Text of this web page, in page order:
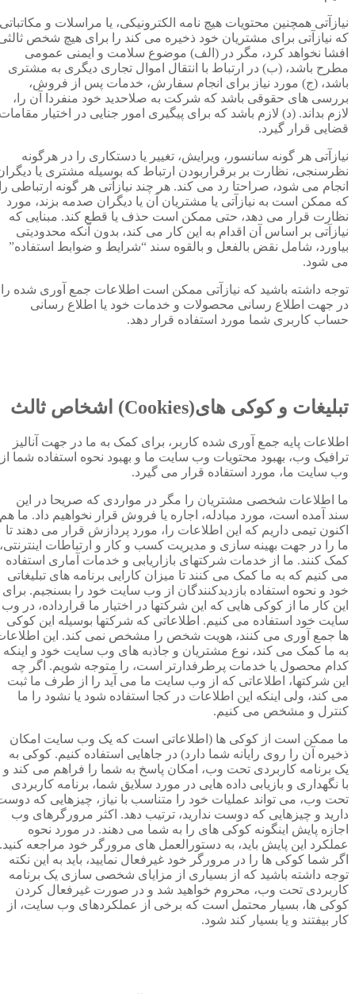
نیازآتی همچنین محتویات هیچ نامه الکترونیکی، یا مراسلات و مکاتباتی
که نیازآتی برای مشتریان خود ذخیره می کند را برای هیچ شخص ثالثی
افشا نخواهد کرد، مگر در (الف) موضوع سلامت و ایمنی عمومی
مطرح باشد، (ب) در ارتباط با انتقال اموال تجاری دیگری به مشتری
باشد، (ج) مورد نیاز برای انجام سفارش، خدمات پس از فروش،
بررسی های حقوقی باشد که شرکت به صلاحدید خود منفردا آن را،
لازم بداند. (د) لازم باشد که برای پیگیری امور جنایی در اختیار مقامات
قضایی قرار گیرد.
نیازآتی هر گونه سانسور، ویرایش، تغییر یا دستکاری را در هرگونه
نظرسنجی، نظارت بر برقراربودن ارتباط که بوسیله مشتری یا دیگران
انجام می شود، صراحتا رد می کند. هر چند نیازآتی هر گونه ارتباطی را
که ممکن است به نیازآتی یا مشتریان آن یا دیگران صدمه بزند، مورد
نظارت قرار می دهد، حتی ممکن است حذف یا قطع کند. مبنایی که
نیازآتی بر اساس آن اقدام به این کار می کند، بدون آنکه محدودیتی
بیاورد، شامل نقض بالفعل و بالقوه سند “شرایط و ضوابط استفاده”
می شود.
توجه داشته باشید که نیازآتی ممکن است اطلاعات جمع آوری شده را
در جهت اطلاع رسانی محصولات و خدمات خود یا اطلاع رسانی
حساب کاربری شما مورد استفاده قرار دهد.
تبلیغات و کوکی های(Cookies) اشخاص ثالث
اطلاعات پایه جمع آوری شده کاربر، برای کمک به ما در جهت آنالیز
ترافیک وب، بهبود محتویات وب سایت ما و بهبود نحوه استفاده شما از
وب سایت ما، مورد استفاده قرار می گیرد.
ما اطلاعات شخصی مشتریان را مگر در مواردی که صریحا در این
سند آمده است، مورد مبادله، اجاره یا فروش قرار نخواهیم داد. ما هم
اکنون تیمی داریم که این اطلاعات را، مورد پردازش قرار می دهند تا
ما را در جهت بهینه سازی و مدیریت کسب و کار و ارتباطات اینترنتی،
کمک کنند. ما از خدمات شرکتهای بازاریابی و خدمات آماری استفاده
می کنیم که به ما کمک می کنند تا میزان کارایی برنامه های تبلیغاتی
خود و نحوه استفاده بازدیدکنندگان از وب سایت خود را بسنجیم. برای
این کار ما از کوکی هایی که این شرکتها در اختیار ما قرارداده، در وب
سایت خود استفاده می کنیم. اطلاعاتی که شرکتها بوسیله این کوکی
ها جمع آوری می کنند، هویت شخص را مشخص نمی کند. این اطلاعات
به ما کمک می کند، نوع مشتریان و جاذبه های وب سایت خود و اینکه
کدام محصول یا خدمات پرطرفدارتر است، را متوجه شویم. اگر چه
این شرکتها، اطلاعاتی که از وب سایت ما می آید را از طرف ما ثبت
می کند، ولی اینکه این اطلاعات در کجا استفاده شود یا نشود را ما
کنترل و مشخص می کنیم.
ما ممکن است از کوکی ها (اطلاعاتی است که یک وب سایت امکان
ذخیره آن را روی رایانه شما دارد) در جاهایی استفاده کنیم. کوکی به
یک برنامه کاربردی تحت وب، امکان پاسخ به شما را فراهم می کند و
با نگهداری و بازیابی داده هایی در مورد سلایق شما، برنامه کاربردی
تحت وب، می تواند عملیات خود را متناسب با نیاز، چیزهایی که دوست
دارید و چیزهایی که دوست ندارید، ترتیب دهد. اکثر مرورگرهای وب
اجازه پایش اینگونه کوکی های را به شما می دهند. در مورد نحوه
عملکرد این پایش باید، به دستورالعمل های مرورگر خود مراجعه کنید.
اگر شما کوکی ها را در مرورگر خود غیرفعال نمایید، باید به این نکته
توجه داشته باشید که از بسیاری از مزایای شخصی سازی یک برنامه
کاربردی تحت وب، محروم خواهید شد و در صورت غیرفعال کردن
کوکی ها، بسیار محتمل است که برخی از عملکردهای وب سایت، از
کار بیفتند و یا بسیار کند شود.